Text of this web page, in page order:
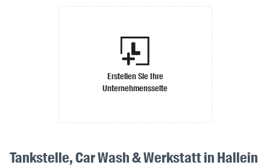
Erstellen Sie Ihre
Unternehmensseite
Tankstelle, Car Wash & Werkstatt in Hallein